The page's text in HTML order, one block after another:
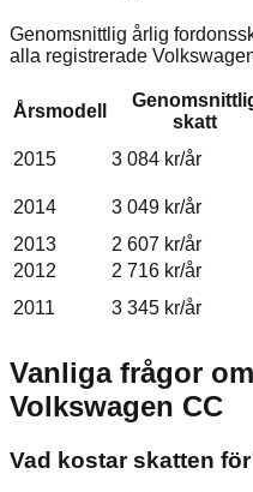
Genomsnittlig årlig
alla registrerade
Årsmodell
skatt
2015
3 084 kr/år
2014 3 049 kr/år
2013
2 607 kr/år
2012
2 716 kr/år
2011
3 345 kr/år
Vanliga frågor
Volkswagen CC
Vad kostar skatten